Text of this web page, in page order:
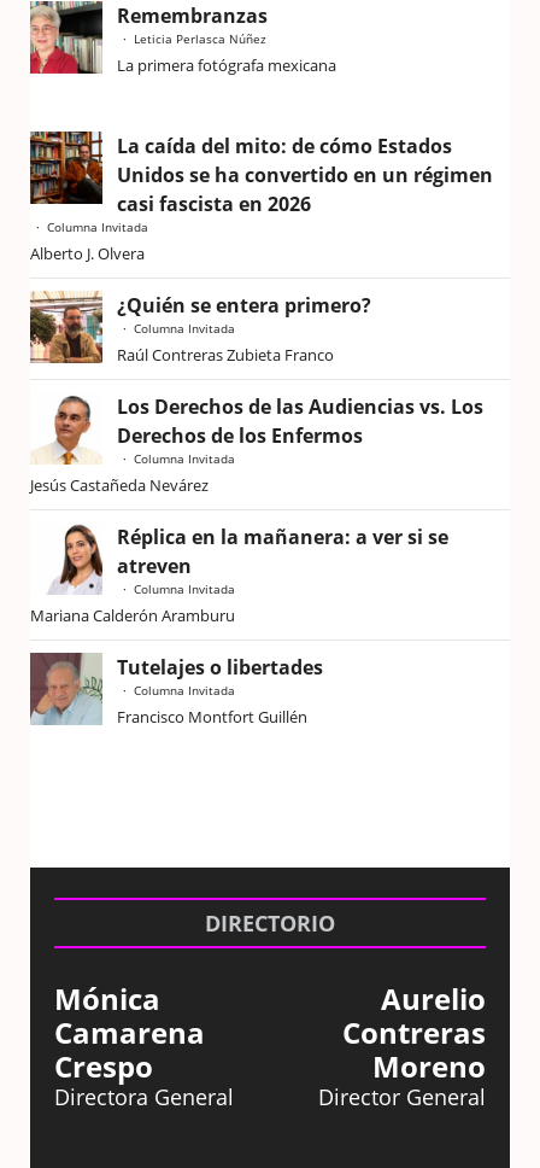
Remembranzas
Leticia Perlasca Núñez
La primera fotógrafa mexicana
La caída del mito: de cómo Estados
Unidos se ha convertido en un régimen
casi fascista en 2026
Columna Invitada
Alberto J. Olvera
¿Quién se entera primero?
Columna Invitada
Raúl Contreras Zubieta Franco
Los Derechos de las Audiencias vs. Los
Derechos de los Enfermos
Columna Invitada
Jesús Castañeda Nevárez
Réplica en la mañanera: a ver si se
atreven
Columna Invitada
Mariana Calderón Aramburu
Tutelajes o libertades
Columna Invitada
Francisco Montfort Guillén
DIRECTORIO
Mónica
Camarena
Crespo
Directora General
Aurelio
Contreras
Moreno
Director General